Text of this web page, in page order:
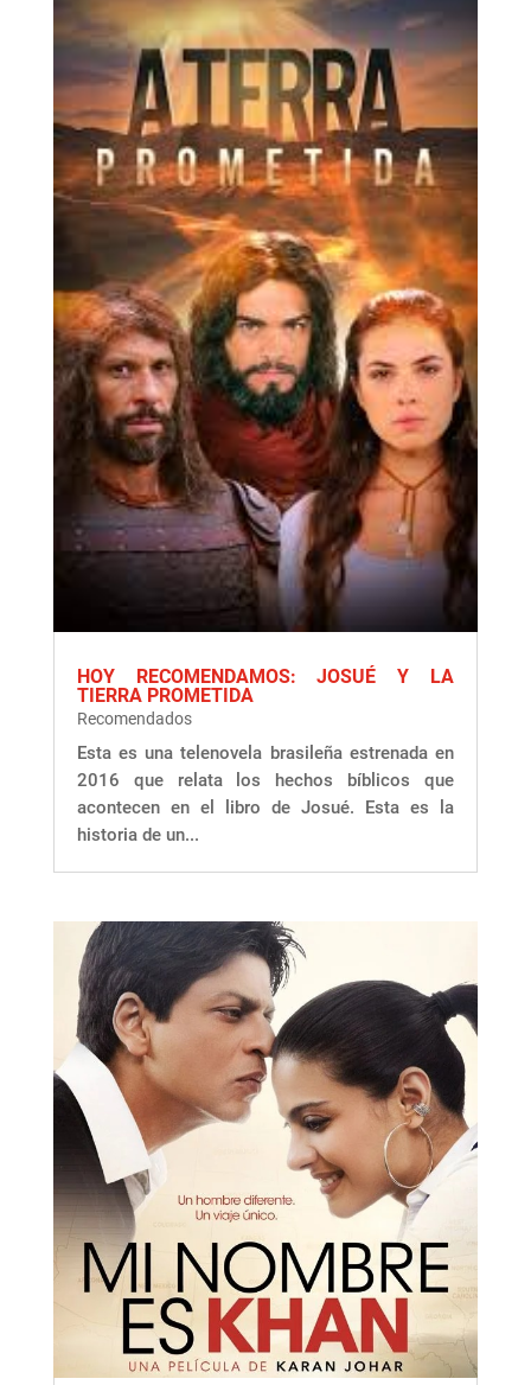
HOY RECOMENDAMOS: JOSUÉ Y LA
TIERRA PROMETIDA
Recomendados
Esta es una telenovela brasileña estrenada en
2016 que relata los hechos bíblicos que
acontecen en el libro de Josué. Esta es la
historia de un...